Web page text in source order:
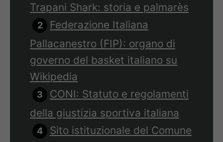
Trapani Shark: storia e palmarès
Federazione Italiana
Pallacanestro (FIP): organo di
governo del basket italiano su
Wikipedia
CONI: Statuto e regolamenti
della giustizia sportiva italiana
Sito istituzionale del Comune